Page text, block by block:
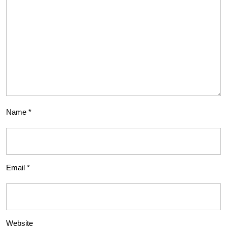
Name *
Email *
Website